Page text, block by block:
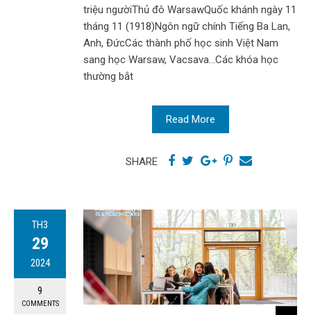
triệu ngườiThủ đô WarsawQuốc khánh ngày 11
tháng 11 (1918)Ngôn ngữ chính Tiếng Ba Lan,
Anh, ĐứcCác thành phố học sinh Việt Nam
sang học Warsaw, Vacsava…Các khóa học
thường bắt
Read More
SHARE
TH3
29
2024
9
COMMENTS